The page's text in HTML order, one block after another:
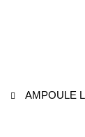
AMPOULE